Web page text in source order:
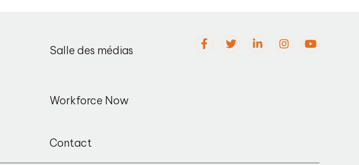
Salle des médias
Workforce Now
Contact